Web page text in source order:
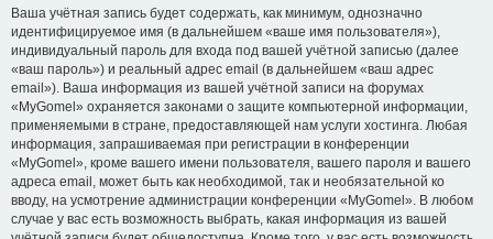
Ваша учётная запись будет содержать, как минимум, однозначно
идентифицируемое имя (в дальнейшем «ваше имя пользователя»),
индивидуальный пароль для входа под вашей учётной записью (далее
«ваш пароль») и реальный адрес email (в дальнейшем «ваш адрес
email»). Ваша информация из вашей учётной записи на форумах
«MyGomel» охраняется законами о защите компьютерной информации,
применяемыми в стране, предоставляющей нам услуги хостинга. Любая
информация, запрашиваемая при регистрации в конференции
«MyGomel», кроме вашего имени пользователя, вашего пароля и вашего
адреса email, может быть как необходимой, так и необязательной ко
вводу, на усмотрение администрации конференции «MyGomel». В любом
случае у вас есть возможность выбрать, какая информация из вашей